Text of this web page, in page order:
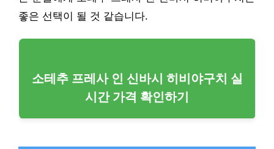
좋은 선택이 될 것 같습니다.
소테추 프레사 인 신바시 히비야구치 실
시간 가격 확인하기